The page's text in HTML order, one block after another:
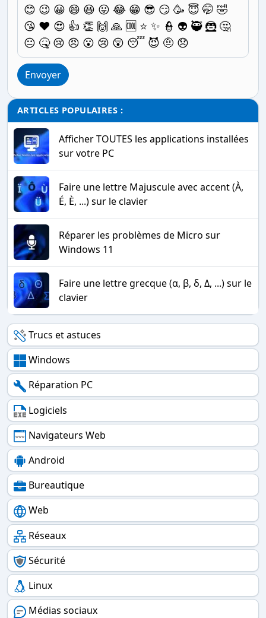
😊 😉 😀 😄 😆 😛 😂 😁 😎 😏 🥳 😇 🤭 🤣
😘 ❤️ 😍 👍 👏 🙌 🙏 🆒 ⭐ ✨ 👮 👽 🥷 🦹 🤔
😐 🤒 😢 😠 😮 😢 😲 😴 😈 🤨 😞
Envoyer
ARTICLES POPULAIRES :
Afficher TOUTES les applications installées
sur votre PC
Faire une lettre Majuscule avec accent (À,
É, È, ...) sur le clavier
Réparer les problèmes de Micro sur
Windows 11
Faire une lettre grecque (α, β, δ, Δ, ...) sur le
clavier
Trucs et astuces
Windows
Réparation PC
Logiciels
Navigateurs Web
Android
Bureautique
Web
Réseaux
Sécurité
Linux
Médias sociaux